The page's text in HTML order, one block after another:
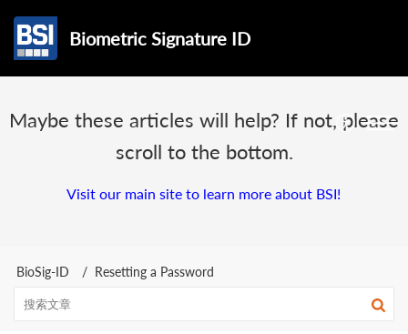
Biometric Signature ID
Maybe these articles will help? If not, please
scroll to the bottom.
Visit our main site to learn more about BSI!
BioSig-ID Resetting a Password